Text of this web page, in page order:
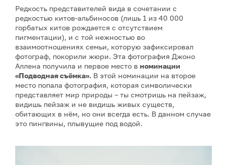
Редкость представителей вида в сочетании с
редкостью китов-альбиносов (лишь 1 из 40 000
горбатых китов рождается с отсутствием
пигментации), и с той нежностью во
взаимоотношениях семьи, которую зафиксировал
фотограф, покорили жюри. Эта фотография Джоно
Аллена получила и первое место в номинации
«Подводная съёмка». В этой номинации на второе
место попала фотография, которая символически
представляет мир природы – ты смотришь на пейзаж,
видишь пейзаж и не видишь живых существ,
обитающих в нём, но они всегда есть. В данном случае
это пингвины, плывущие под водой.